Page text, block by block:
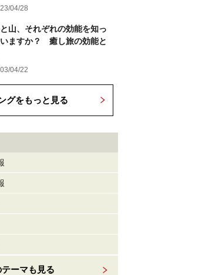
04/28
山、それぞれの効能を知っ
ますか？ 癒し旅の効能と
04/22
グをもっと見る
ーマも見る